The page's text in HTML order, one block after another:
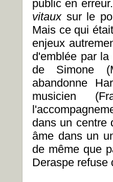
public en
vitauxsur le
Mais ce qui
enjeux
d'emblée par
de Simone
abandonne
musicien
dans un centre
âme dans un
de même que
Deraspe refuse